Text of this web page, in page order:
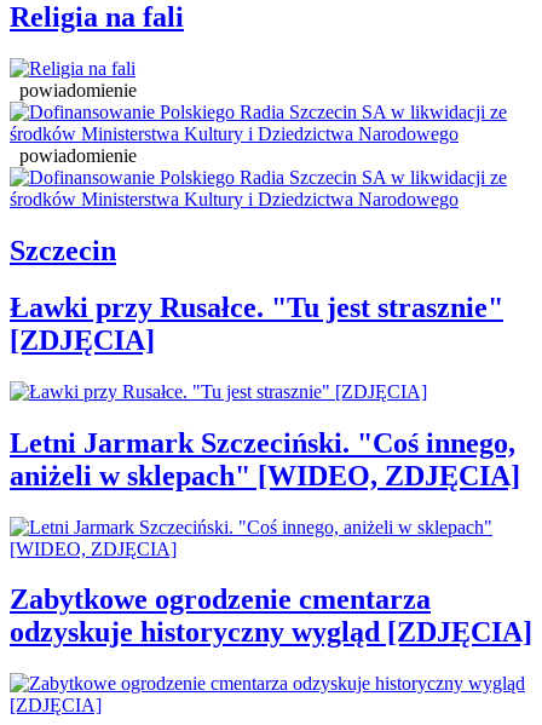
Religia na fali
powiadomienie
powiadomienie
Szczecin
Ławki przy Rusałce. "Tu jest strasznie"
[ZDJĘCIA]
Letni Jarmark Szczeciński. "Coś innego,
aniżeli w sklepach" [WIDEO, ZDJĘCIA]
Zabytkowe ogrodzenie cmentarza
odzyskuje historyczny wygląd [ZDJĘCIA]